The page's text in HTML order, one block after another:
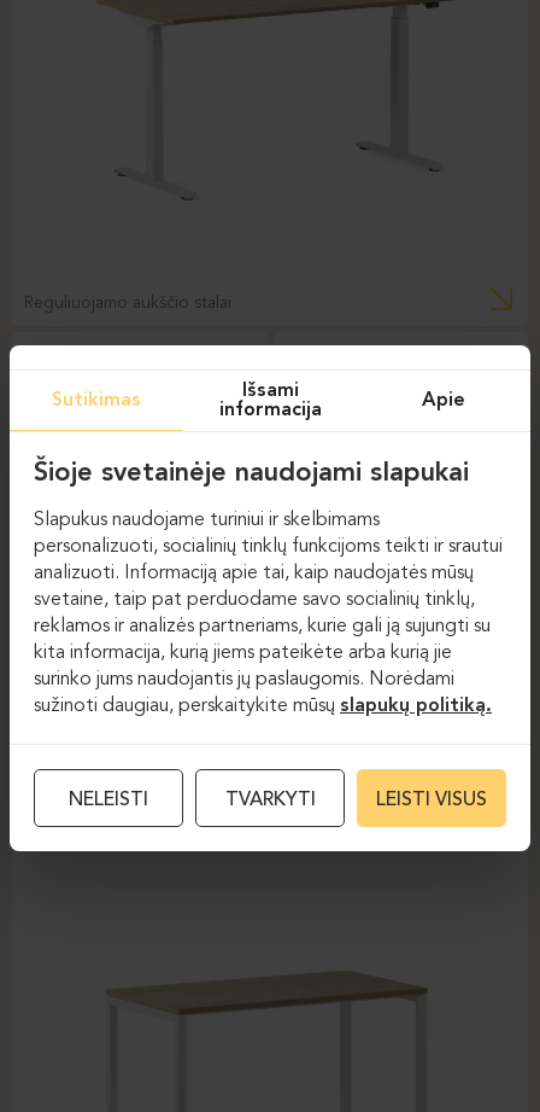
Reguliuojamo aukščio stalai
Reguliuojamo aukščio
stalai
Reguliuojamo aukščio
stalai
ELEMENT
Sutikimas
Išsami
informacija
Apie
Šioje svetainėje naudojami slapukai
Slapukus naudojame turiniui ir skelbimams
personalizuoti, socialinių tinklų funkcijoms teikti ir srautui
analizuoti. Informaciją apie tai, kaip naudojatės mūsų
svetaine, taip pat perduodame savo socialinių tinklų,
reklamos ir analizės partneriams, kurie gali ją sujungti su
kita informacija, kurią jiems pateikėte arba kurią jie
surinko jums naudojantis jų paslaugomis. Norėdami
sužinoti daugiau, perskaitykite mūsų slapukų politiką.
NELEISTI TVARKYTI LEISTI VISUS